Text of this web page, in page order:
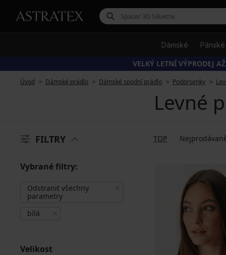
Dámské Pánské
VELKÝ LETNÍ VÝPRODEJ
Úvod Dámské prádlo Dámské spodní prádlo Podprsenky
Levné
FILTRY TOP
Vybrané filtry:
Odstranit všechny
parametry
bílá
Velikost